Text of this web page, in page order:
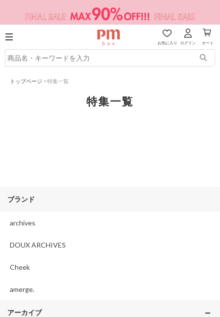
お気に入り ログイン カート
トップページ >特集一覧
特集一覧
ブランド
archives
DOUX ARCHIVES
Cheek
amerge.
アーカイブ